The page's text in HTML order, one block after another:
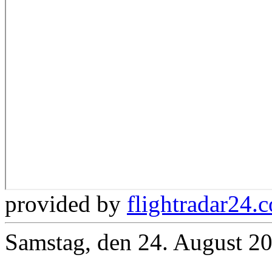
provided by
Samstag, den 24. August